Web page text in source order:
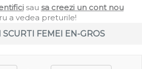
sau sa creezi un cont nou
a vedea preturile!
SCURTI FEMEI EN-GROS